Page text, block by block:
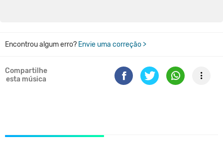
Encontrou algum erro? Envie uma correção >
Compartilhe
esta música